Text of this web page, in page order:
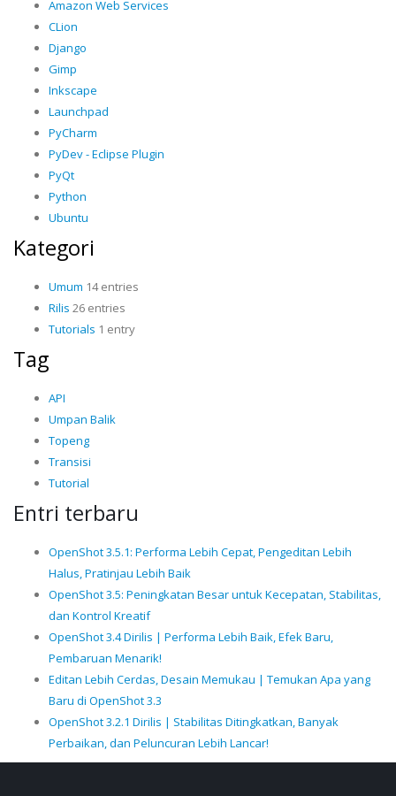
Amazon Web Services
CLion
Django
Gimp
Inkscape
Launchpad
PyCharm
PyDev - Eclipse Plugin
PyQt
Python
Ubuntu
Kategori
Umum 14 entries
Rilis 26 entries
Tutorials 1 entry
Tag
API
Umpan Balik
Topeng
Transisi
Tutorial
Entri terbaru
OpenShot 3.5.1: Performa Lebih Cepat, Pengeditan Lebih
Halus, Pratinjau Lebih Baik
OpenShot 3.5: Peningkatan Besar untuk Kecepatan, Stabilitas,
dan Kontrol Kreatif
OpenShot 3.4 Dirilis | Performa Lebih Baik, Efek Baru,
Pembaruan Menarik!
Editan Lebih Cerdas, Desain Memukau | Temukan Apa yang
Baru di OpenShot 3.3
OpenShot 3.2.1 Dirilis | Stabilitas Ditingkatkan, Banyak
Perbaikan, dan Peluncuran Lebih Lancar!